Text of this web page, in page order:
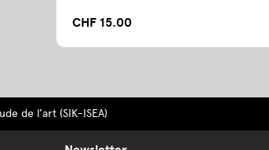
CHF 15.00
de l’art (SIK-ISEA)